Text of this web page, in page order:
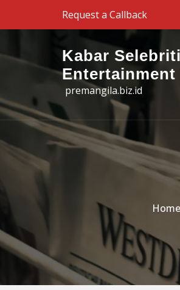
Skip to the contentRequest a Callback
Kabar
Entertainment
premangila.biz.id
Home